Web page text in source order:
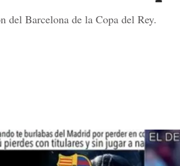
del Barcelona de la Copa del Rey.